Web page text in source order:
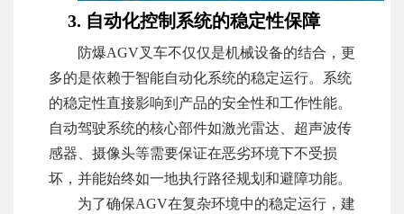
3. 自动化控制系统的稳定性保障
防爆AGV叉车不仅仅是机械设备的结合，更
多的是依赖于智能自动化系统的稳定运行。系统
的稳定性直接影响到产品的安全性和工作性能。
自动驾驶系统的核心部件如激光雷达、超声波传
感器、摄像头等需要保证在恶劣环境下不受损
坏，并能始终如一地执行路径规划和避障功能。
为了确保AGV在复杂环境中的稳定运行，建